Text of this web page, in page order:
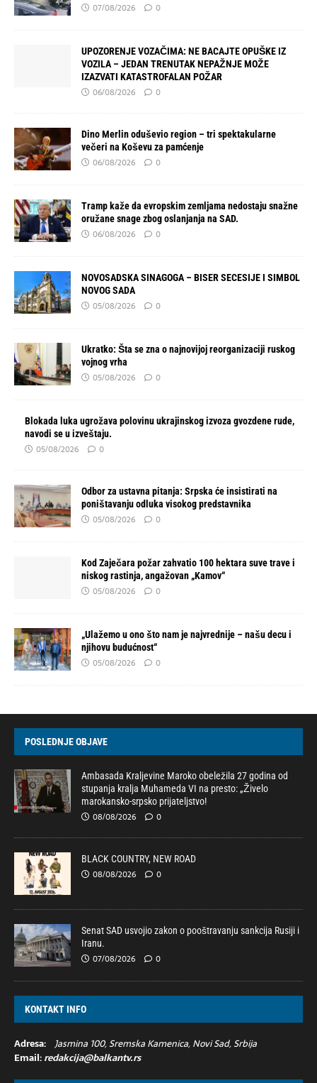
07/08/2026 0
UPOZORENJE VOZAČIMA: NE BACAJTE OPUŠKE IZ
VOZILA – JEDAN TRENUTAK NEPAŽNJE MOŽE
IZAZVATI KATASTROFALAN POŽAR
06/08/2026 0
Dino Merlin oduševio region – tri spektakularne
večeri na Koševu za pamćenje
06/08/2026 0
Tramp kaže da evropskim zemljama nedostaju snažne
oružane snage zbog oslanjanja na SAD.
06/08/2026 0
NOVOSADSKA SINAGOGA – BISER SECESIJE I SIMBOL
NOVOG SADA
05/08/2026 0
Ukratko: Šta se zna o najnovijoj reorganizaciji ruskog
vojnog vrha
05/08/2026 0
Blokada luka ugrožava polovinu ukrajinskog izvoza gvozdene rude,
navodi se u izveštaju.
05/08/2026 0
Odbor za ustavna pitanja: Srpska će insistirati na
poništavanju odluka visokog predstavnika
05/08/2026 0
Kod Zaječara požar zahvatio 100 hektara suve trave i
niskog rastinja, angažovan „Kamov“
05/08/2026 0
„Ulažemo u ono što nam je najvrednije – našu decu i
njihovu budućnost“
05/08/2026 0
POSLEDNJE OBJAVE
Ambasada Kraljevine Maroko obeležila 27 godina od
stupanja kralja Muhameda VI na presto: „Živelo
marokansko-srpsko prijateljstvo!
08/08/2026 0
BLACK COUNTRY, NEW ROAD
08/08/2026 0
Senat SAD usvojio zakon o pooštravanju sankcija Rusiji i
Iranu.
07/08/2026 0
KONTAKT INFO
Adresa: Jasmina 100, Sremska Kamenica, Novi Sad, Srbija
Email:redakcija@balkantv.rs